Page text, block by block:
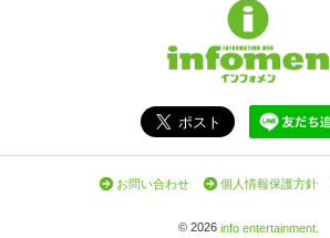
お問い合わせ 個人情報保護方針
© 2026 info entertainment.